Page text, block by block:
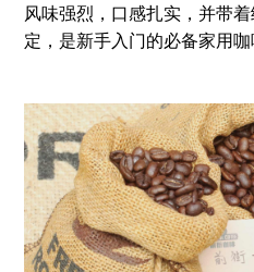
风味强烈，口感扎实，并带
定，是新手入门的必备家用咖